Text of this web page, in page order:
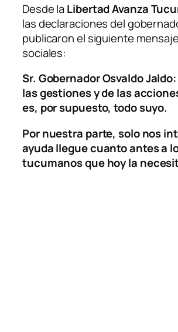
Desde laLibertad Avanza
las declaraciones del
publicaron el siguiente
sociales:
Sr. Gobernador Osvaldo
las gestiones y de las
es, por supuesto, todo suyo.
Por nuestra parte, solo nos
ayuda llegue cuanto antes a
tucumanos que hoy la